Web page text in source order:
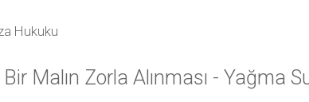
Hukuku
Malın Zorla Alınması - Yağma